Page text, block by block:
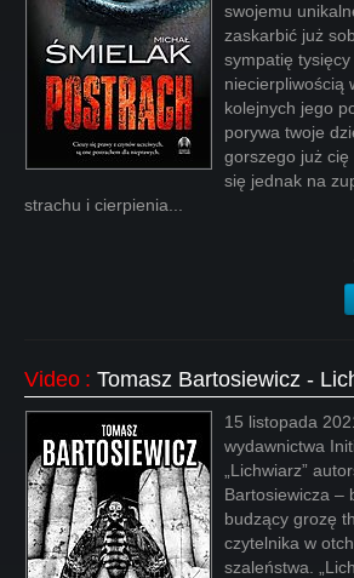
swojemu
zaskarbić już
sympatię
niecierpliwością
kolejnych jego
porywa twoje
gorszego już
się jednak na
strachu i cierpienia...
Video : Tomasz Bartosiewicz -
15 listopada
wydawnictwa
„Lichwiarz”
Bartosiewicza –
budzący grozę
czytelnika w
szaleństwa.